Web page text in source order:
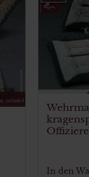
included
In den